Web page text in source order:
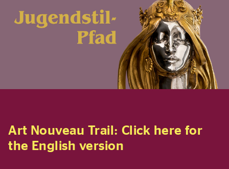
Art Nouveau Trail: Click here for
the English version